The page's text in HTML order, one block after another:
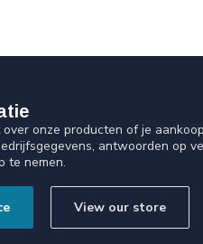
onze producten of je
antwoorden op
te nemen.
View our store